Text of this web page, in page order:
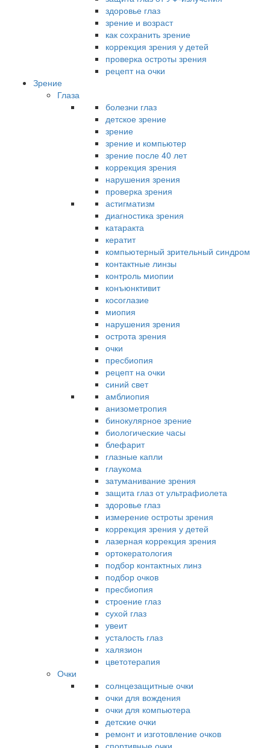
здоровье глаз
зрение и возраст
как сохранить зрение
коррекция зрения у детей
проверка остроты зрения
рецепт на очки
Зрение
Глаза
болезни глаз
детское зрение
зрение
зрение и компьютер
зрение после 40 лет
коррекция зрения
нарушения зрения
проверка зрения
астигматизм
диагностика зрения
катаракта
кератит
компьютерный зрительный синдром
контактные линзы
контроль миопии
конъюнктивит
косоглазие
миопия
нарушения зрения
острота зрения
очки
пресбиопия
рецепт на очки
синий свет
амблиопия
анизометропия
бинокулярное зрение
биологические часы
блефарит
глазные капли
глаукома
затуманивание зрения
защита глаз от ультрафиолета
здоровье глаз
измерение остроты зрения
коррекция зрения у детей
лазерная коррекция зрения
ортокератология
подбор контактных линз
подбор очков
пресбиопия
строение глаз
сухой глаз
увеит
усталость глаз
халязион
цветотерапия
Очки
солнцезащитные очки
очки для вождения
очки для компьютера
детские очки
ремонт и изготовление очков